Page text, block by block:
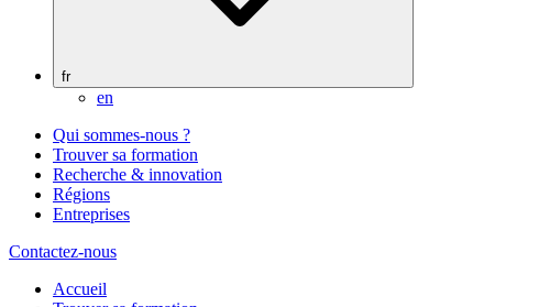
fr
en
Qui sommes-nous ?
Trouver sa formation
Recherche & innovation
Régions
Entreprises
Contactez-nous
Accueil